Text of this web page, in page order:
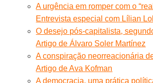
A urgência em romper com o
Entrevista especial com Lílian
O desejo pós-capitalista,
Artigo de Álvaro Soler Martínez
A conspiração neorreacionária
Artigo de Ava Kofman
A democracia, uma prática